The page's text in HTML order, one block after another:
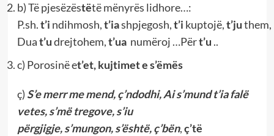
b) Të pjesëzëstëtë mënyrës lidhore…:
P.sh.t’i ndihmosh,t’iashpjegosh,t’i kuptojë,t’juthem,
Duat’udrejtohem,t’ua numëroj …Përt’u ..
c) Porosinë et’et, kujtimet e s’ëmës
ç) S’e merr me mend, ç’ndodhi, Ai s’mund t’ia falë
vetes, s’më tregove, s’iu
përgjigje, s’mungon, s’është, ç’bën,ç’të